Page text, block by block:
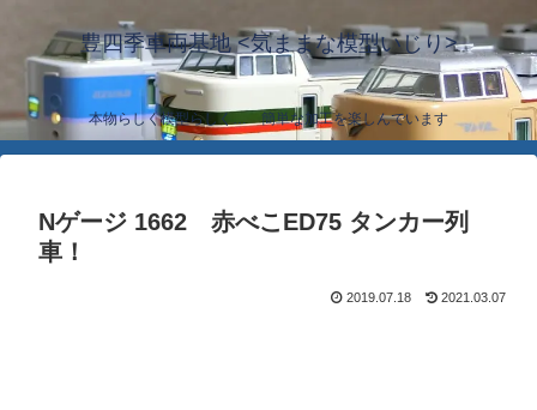
豊四季車両基地 <気ままな模型いじり>
本物らしく模型らしく… 簡単な加工を楽しんでいます
Nゲージ 1662 赤べこED75 タンカー列
車！
2019.07.18 2021.03.07